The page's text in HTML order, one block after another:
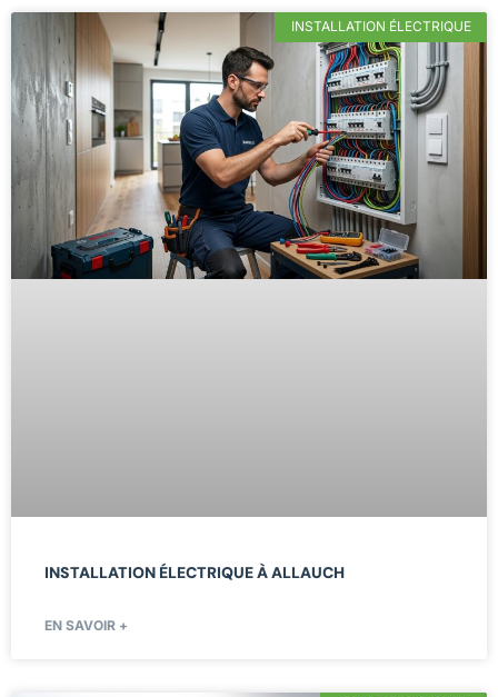
INSTALLATION ÉLECTRIQUE
INSTALLATION ÉLECTRIQUE À ALLAUCH
EN SAVOIR +